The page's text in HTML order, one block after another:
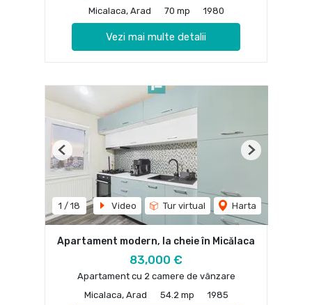
Micalaca, Arad
70 mp 1980
Vezi mai multe detalii
1 / 18 Video Tur virtual Harta
Previous Next
Apartament modern, la cheie în Micălaca
83,000 €
Apartament cu 2 camere de vânzare
Micalaca, Arad
54.2 mp 1985